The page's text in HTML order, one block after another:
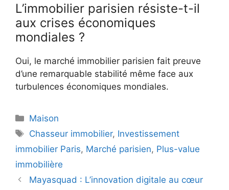
L’immobilier parisien résiste-t-il
aux crises économiques
mondiales ?
Oui, le marché immobilier parisien fait preuve
d’une remarquable stabilité même face aux
turbulences économiques mondiales.
Catégories
Maison
Étiquettes
Chasseur immobilier, Investissement
immobilier Paris, Marché parisien, Plus-value
immobilière
Mayasquad : L’innovation digitale au cœur